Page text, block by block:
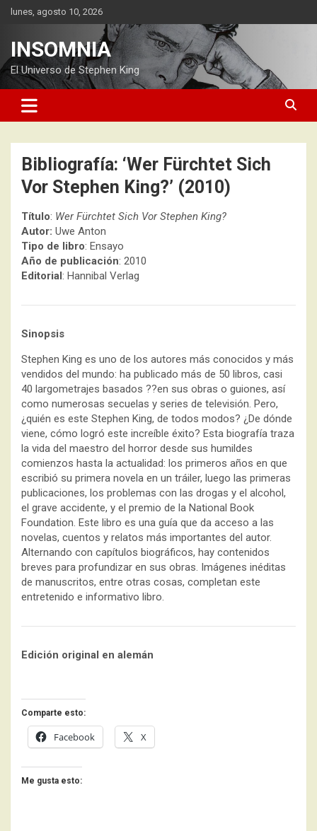
Saltarlunes, agosto 10, 2026
INSOMNIA
El Universo de Stephen King
Bibliografía: ‘Wer Fürchtet Sich
Vor Stephen King?’ (2010)
Título: Wer Fürchtet Sich Vor Stephen King?
Autor: Uwe Anton
Tipo de libro: Ensayo
Año de publicación: 2010
Editorial: Hannibal Verlag
Sinopsis
Stephen King es uno de los autores más conocidos y más
vendidos del mundo: ha publicado más de 50 libros, casi
40 largometrajes basados ??en sus obras o guiones, así
como numerosas secuelas y series de televisión. Pero,
¿quién es este Stephen King, de todos modos? ¿De dónde
viene, cómo logró este increíble éxito? Esta biografía traza
la vida del maestro del horror desde sus humildes
comienzos hasta la actualidad: los primeros años en que
escribió su primera novela en un tráiler, luego las primeras
publicaciones, los problemas con las drogas y el alcohol,
el grave accidente, y el premio de la National Book
Foundation. Este libro es una guía que da acceso a las
novelas, cuentos y relatos más importantes del autor.
Alternando con capítulos biográficos, hay contenidos
breves para profundizar en sus obras. Imágenes inéditas
de manuscritos, entre otras cosas, completan este
entretenido e informativo libro.
Edición original en alemán
Comparte esto:
Facebook X
Me gusta esto: